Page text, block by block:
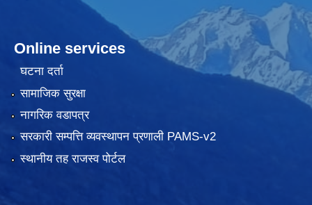
Online services
घटना दर्ता
सामाजिक सुरक्षा
नागरिक वडापत्र
सरकारी सम्पत्ति व्यवस्थापन प्रणाली PAMS-v2
स्थानीय तह राजस्व पोर्टल